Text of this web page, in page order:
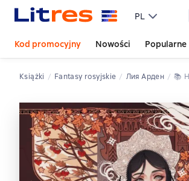
PL
Kod promocyjny Nowości Popularne
Książki fantasy rosyjskie Лия Арден 📚